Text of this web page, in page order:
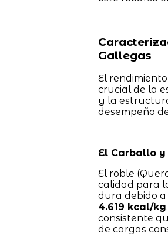
Gallegas
El
crucial de la
y la
desempeño
El Carballo
El roble
calidad para
dura debido
4.619 kcal/kg
consistente
de cargas